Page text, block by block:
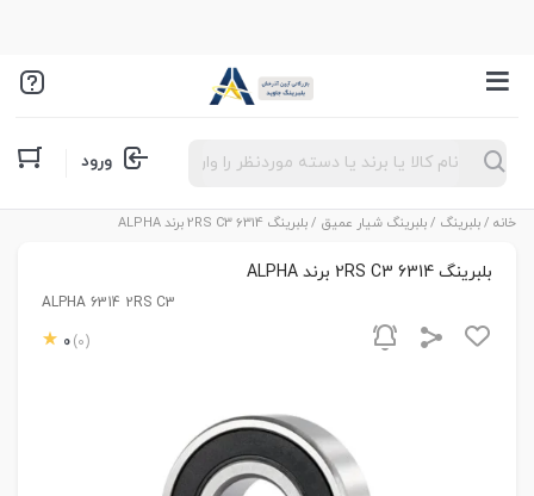
Products
search ورود
خانه /بلبرینگ /بلبرینگ شیار عمیق / بلبرینگ 6314 2RS C3 برند ALPHA
بلبرینگ 6314 2RS C3 برند ALPHA
ALPHA 6314 2RS C3
0 (0)